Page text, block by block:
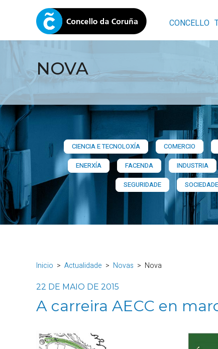
CONCELLO
NOVA
CIENCIA E TECNOLOXÍA COMERCIO
ENERXÍA
FACENDA INDUSTRIA
SEGURIDADE
Inicio Actualidade Novas Nova
22 DE MAIO DE 2015
A carreira AECC en